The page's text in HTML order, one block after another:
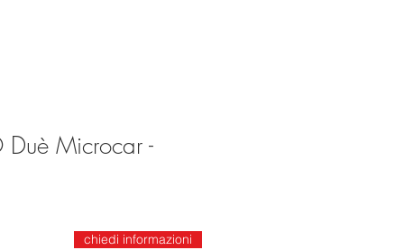
Microcar -
chiedi informazioni